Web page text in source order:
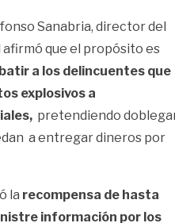
Sanabria, director del
afirmó que el propósito es
a los delincuentes que
explosivos a
pretendiendo
a entregar dineros por
la recompensa de hasta
información por los